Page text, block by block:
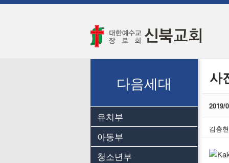
교회소개
교회소개
예배안내
다음세대
유치부
아동부
청소년부
사
2019/
김충현